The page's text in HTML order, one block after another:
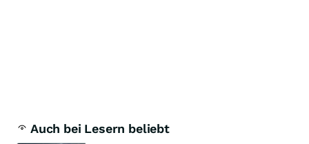
Auch bei Lesern beliebt